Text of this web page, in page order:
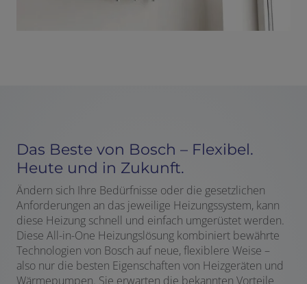
Das Beste von Bosch – Flexibel.
Heute und in Zukunft.
Ändern sich Ihre Bedürfnisse oder die gesetzlichen
Anforderungen an das jeweilige Heizungssystem, kann
diese Heizung schnell und einfach umgerüstet werden.
Diese All-in-One Heizungslösung kombiniert bewährte
Technologien von Bosch auf neue, flexiblere Weise –
also nur die besten Eigenschaften von Heizgeräten und
Wärmepumpen. Sie erwarten die bekannten Vorteile